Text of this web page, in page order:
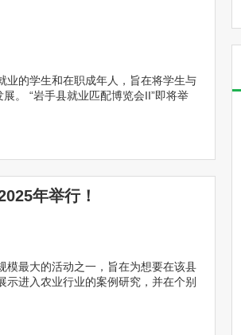
业的学生和在职成年人，旨在将学生与
。 “岩手县就业匹配博览会II”即将举
年举行！
模最大的活动之一，旨在为想要在该县
示进入农业行业的案例研究，并在个别